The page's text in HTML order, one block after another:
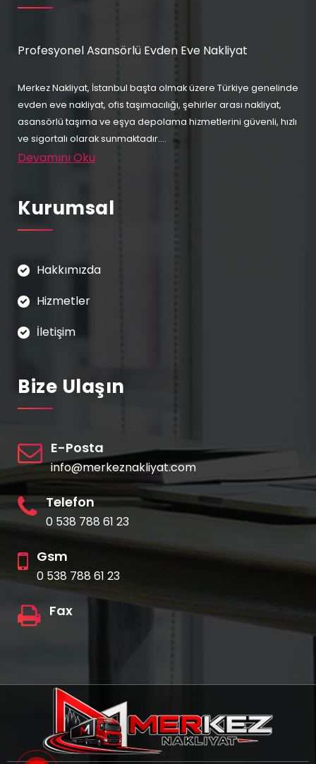
Profesyonel Asansörlü Evden Eve Nakliyat
Merkez Nakliyat, İstanbul başta olmak üzere Türkiye genelinde
evden eve nakliyat, ofis taşımacılığı, şehirler arası nakliyat,
asansörlü taşıma ve eşya depolama hizmetlerini güvenli, hızlı
ve sigortalı olarak sunmaktadır....
Devamını Oku
Kurumsal
Hakkımızda
Hizmetler
İletişim
Bize Ulaşın
E-Posta
info@merkeznakliyat.com
Telefon
0 538 788 61 23
Gsm
0 538 788 61 23
Fax